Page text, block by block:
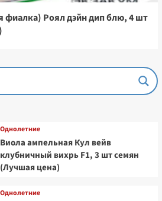
фиалка) Роял дэйн дип блю, 4 шт
Роуз, 3 шт семян (Лучшая
Однолетние
Виола ампельная Кул вейв
клубничный вихрь F1, 3 шт семян
(Лучшая цена)
Однолетние